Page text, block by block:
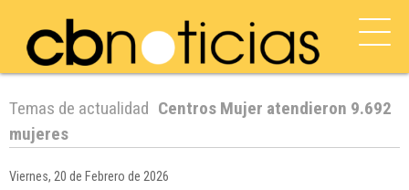
Temas de actualidad Centros Mujer atendieron 9.692
mujeres
Viernes, 20 de Febrero de 2026